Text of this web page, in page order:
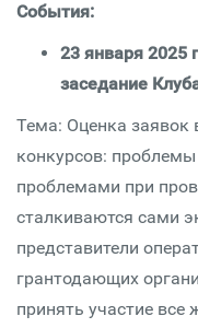
События:
23 января 2025
заседание
Тема: Оценка заявок
конкурсов:
проблемами при
сталкиваются сами
представители
грантодающих
принять участие